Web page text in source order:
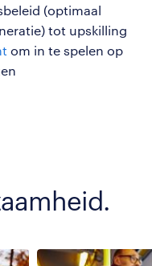
(optimaal
tot upskilling
om in te spelen op